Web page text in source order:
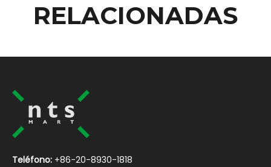
RELACIONADAS
Teléfono: +86-20-8930-1818